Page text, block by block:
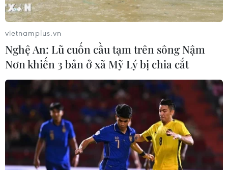
vietnamplus.vn
Nghệ An: Lũ cuốn cầu tạm trên sông Nậm
Nơn khiến 3 bản ở xã Mỹ Lý bị chia cắt